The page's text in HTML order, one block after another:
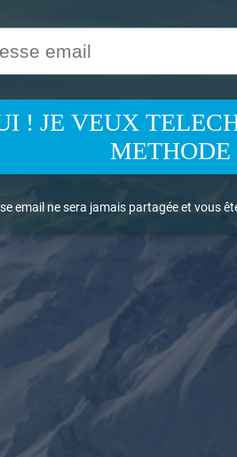
! JE VEUX
METHODE
email ne sera jamais partagée et vous